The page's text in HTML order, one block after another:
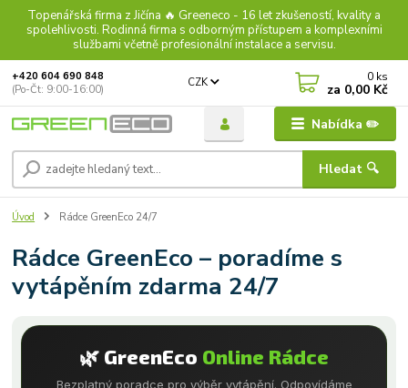
Topenářská firma z Jičína 🔥 Greeneco - 16 let zkušeností, kvality a
spolehlivosti. Rodinná firma s odborným přístupem a komplexními
službami včetně profesionální instalace a servisu.
Nabídka ✏️
CZK
Hledat 🔍
+420 604 690 848
(Po-Čt: 9:00-16:00)
0 ks
za 0,00 Kč
Úvod Rádce GreenEco 24/7
Rádce GreenEco – poradíme s
vytápěním zdarma 24/7